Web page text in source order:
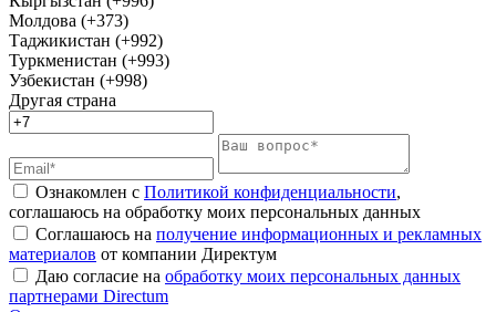
Молдова (+373)
Таджикистан (+992)
Туркменистан (+993)
Узбекистан (+998)
Другая страна
Ознакомлен с Политикой конфиденциальности,
соглашаюсь на обработку моих персональных данных
Соглашаюсь на получение информационных и рекламных
материалов от компании Директум
Даю согласие на обработку моих персональных данных
партнерами Directum